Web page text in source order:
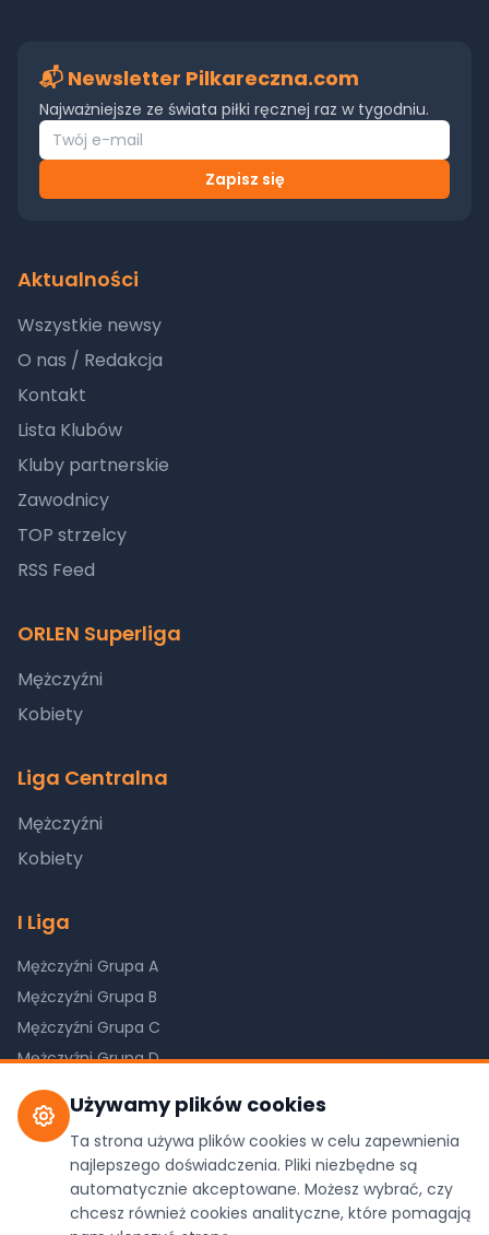
Używamy plików cookies
Ta strona używa plików cookies w celu zapewnienia
najlepszego doświadczenia. Pliki niezbędne są
automatycznie akceptowane. Możesz wybrać, czy
chcesz również cookies analityczne, które pomagają
📬 Newsletter Pilkareczna.com
Najważniejsze ze świata piłki ręcznej raz w tygodniu.
Zapisz się
Aktualności
Wszystkie newsy
O nas / Redakcja
Kontakt
Lista Klubów
Kluby partnerskie
Zawodnicy
TOP strzelcy
RSS Feed
ORLEN Superliga
Mężczyźni
Kobiety
Liga Centralna
Mężczyźni
Kobiety
I Liga
Mężczyźni Grupa A
Mężczyźni Grupa B
Mężczyźni Grupa C
Mężczyźni Grupa D
Kobiety Grupa A
Kobiety Grupa B
Kobiety Grupa C